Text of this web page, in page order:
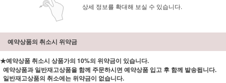
상세 정보를 확대해 보실 수 있습니다.
예약상품의 취소시 위약금
★예약상품 취소시 상품가의 10%의 위약금이 있습니다.
예약상품과 일반재고상품을 함께 주문하시면 예약상품 입고 후 함께 발송됩니다.
일반재고상품의 취소에는 위약금이 없습니다.